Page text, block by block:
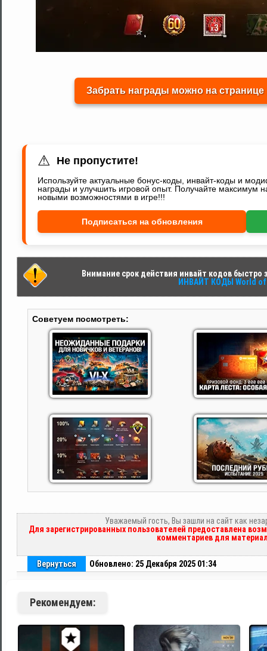
Забрать награды можно на странице
⚠ Не пропустите!
Используйте актуальные бонус-коды, инвайт-коды и
награды и улучшить игровой опыт. Получайте максимум
новыми возможностями в игре!!!
Подписаться на обновления
Внимание срок действия инвайт кодов быстро
ИНВАЙТ КОДЫ World
Советуем посмотреть:
Уважаемый гость, Вы зашли на сайт как
Для зарегистрированных пользователей предоставлена
комментариев для
Вернуться Обновлено: 25 Декабря 2025 01:34
Рекомендуем: